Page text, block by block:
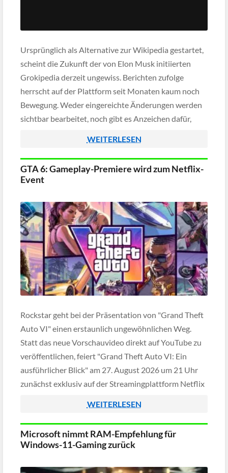
Ursprünglich als Alternative zur Wikipedia gestartet,
scheint die Zukunft der von Elon Musk initiierten
Grokipedia derzeit ungewiss. Berichten zufolge
herrscht auf der Plattform seit Monaten kaum noch
Bewegung. Weder eingereichte Änderungen werden
sichtbar bearbeitet, noch gibt es Anzeichen dafür,
WEITERLESEN
GTA 6: Gameplay-Premiere wird zum Netflix-
Event
Rockstar geht bei der Präsentation von "Grand Theft
Auto VI" einen erstaunlich ungewöhnlichen Weg.
Statt das neue Vorschauvideo direkt auf YouTube zu
veröffentlichen, feiert "Grand Theft Auto VI: Ein
ausführlicher Blick" am 27. August 2026 um 21 Uhr
zunächst exklusiv auf der Streamingplattform Netflix
WEITERLESEN
Microsoft nimmt RAM-Empfehlung für
Windows-11-Gaming zurück